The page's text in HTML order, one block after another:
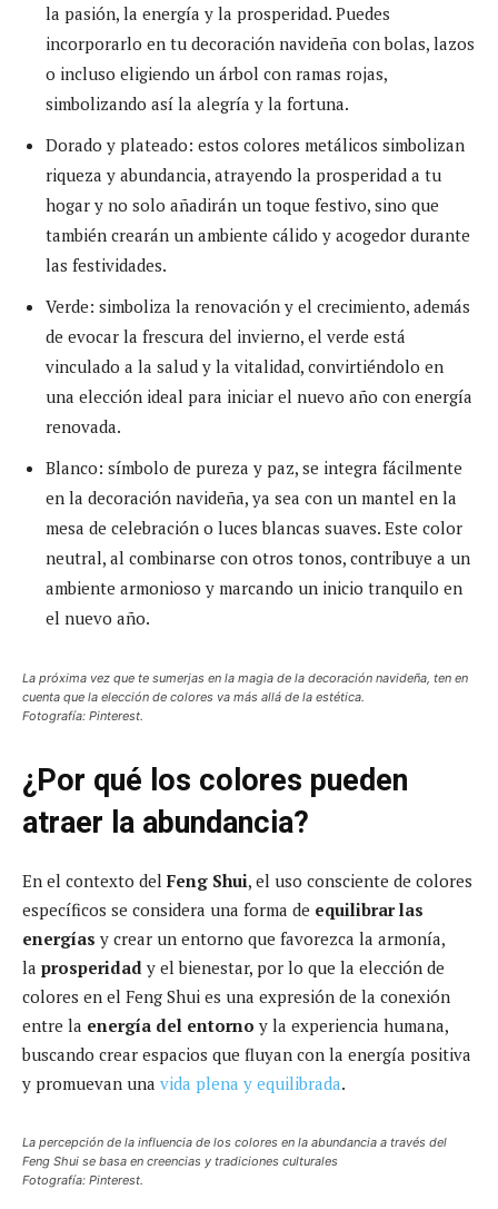
la pasión, la energía y la prosperidad. Puedes
incorporarlo en tu decoración navideña con bolas, lazos
o incluso eligiendo un árbol con ramas rojas,
simbolizando así la alegría y la fortuna.
Dorado y plateado: estos colores metálicos simbolizan
riqueza y abundancia, atrayendo la prosperidad a tu
hogar y no solo añadirán un toque festivo, sino que
también crearán un ambiente cálido y acogedor durante
las festividades.
Verde: simboliza la renovación y el crecimiento, además
de evocar la frescura del invierno, el verde está
vinculado a la salud y la vitalidad, convirtiéndolo en
una elección ideal para iniciar el nuevo año con energía
renovada.
Blanco: símbolo de pureza y paz, se integra fácilmente
en la decoración navideña, ya sea con un mantel en la
mesa de celebración o luces blancas suaves. Este color
neutral, al combinarse con otros tonos, contribuye a un
ambiente armonioso y marcando un inicio tranquilo en
el nuevo año.
La próxima vez que te sumerjas en la magia de la decoración navideña, ten en
cuenta que la elección de colores va más allá de la estética.
Fotografía: Pinterest.
¿Por qué los colores pueden
atraer la abundancia?
En el contexto del Feng Shui, el uso consciente de colores
específicos se considera una forma de equilibrar las
energías y crear un entorno que favorezca la armonía,
la prosperidad y el bienestar, por lo que la elección de
colores en el Feng Shui es una expresión de la conexión
entre la energía del entorno y la experiencia humana,
buscando crear espacios que fluyan con la energía positiva
y promuevan una vida plena y equilibrada.
La percepción de la influencia de los colores en la abundancia a través del
Feng Shui se basa en creencias y tradiciones culturales
Fotografía: Pinterest.